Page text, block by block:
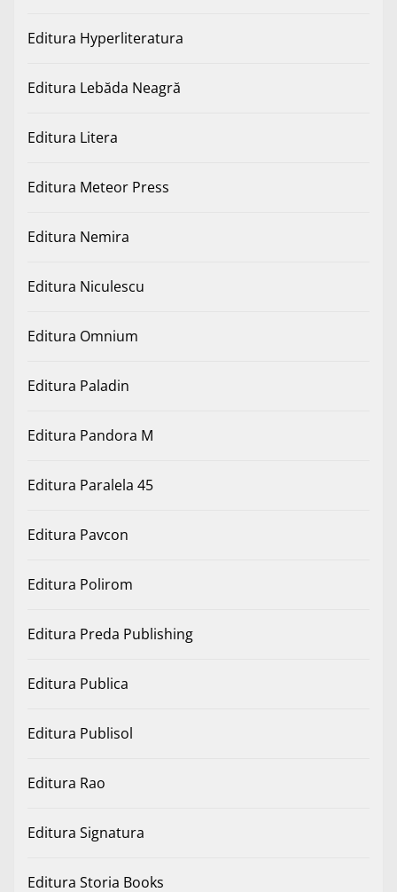
Editura Hyperliteratura
Editura Lebăda Neagră
Editura Litera
Editura Meteor Press
Editura Nemira
Editura Niculescu
Editura Omnium
Editura Paladin
Editura Pandora M
Editura Paralela 45
Editura Pavcon
Editura Polirom
Editura Preda Publishing
Editura Publica
Editura Publisol
Editura Rao
Editura Signatura
Editura Storia Books